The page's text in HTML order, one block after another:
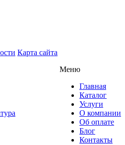
Карта сайта
Меню
Главная
Каталог
Услуги
О компании
Об оплате
Блог
Контакты